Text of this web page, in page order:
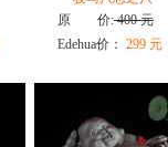
原 价:400 元
Edehua价： 299 元